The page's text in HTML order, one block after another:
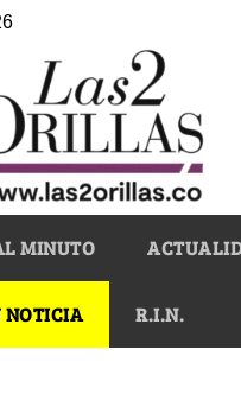
MINUTO
NOTICIA R.I.N.